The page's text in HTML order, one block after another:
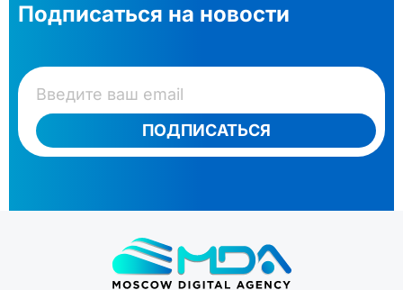
Подписаться на новости
ПОДПИСАТЬСЯ